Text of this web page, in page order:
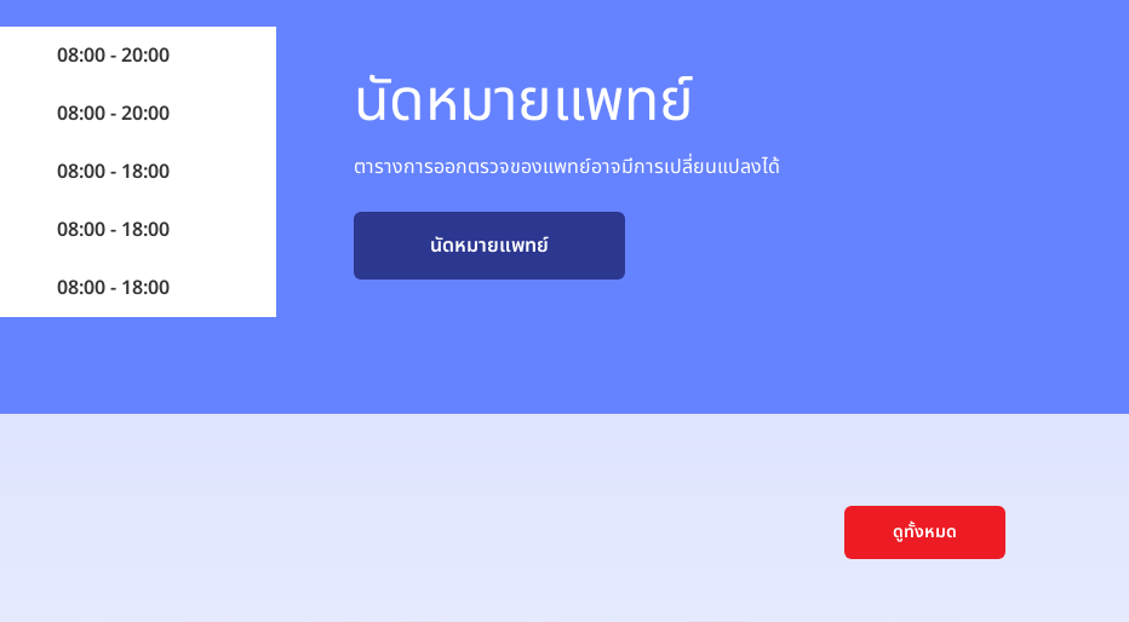
08:00 - 20:00
08:00 - 20:00
08:00 - 18:00
08:00 - 18:00
08:00 - 18:00
นัดหมายแพทย์
ตารางการออกตรวจของแพทย์อาจมีการเปลี่ยนแปลงได้
นัดหมายแพทย์
ดูทั้งหมด